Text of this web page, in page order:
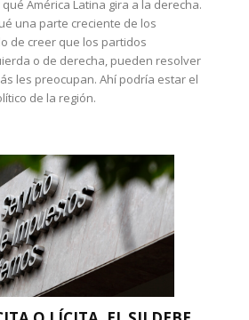
América Latina gira a la derecha.
una parte creciente de los
de creer que los partidos
o de derecha, pueden resolver
les preocupan. Ahí podría estar el
de la región.